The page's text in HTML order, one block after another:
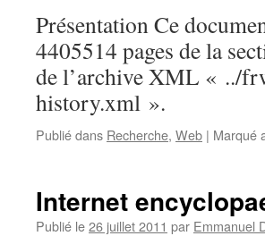
Présentation Ce
4405514 pages de la
de l’archive XML « ../
history.xml ».
Publié dans Recherche, Web | Marqué
Internet
Publié le26 juillet 2011 par Emmanuel